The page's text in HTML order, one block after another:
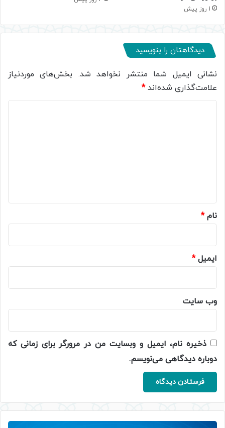
1 روز پیش
دیدگاهتان را بنویسید
نشانی ایمیل شما منتشر نخواهد شد. بخش‌های موردنیاز
علامت‌گذاری شده‌اند*
نام*
ایمیل*
وب‌ سایت
ذخیره نام، ایمیل و وبسایت من در مرورگر برای زمانی که
دوباره دیدگاهی می‌نویسم.